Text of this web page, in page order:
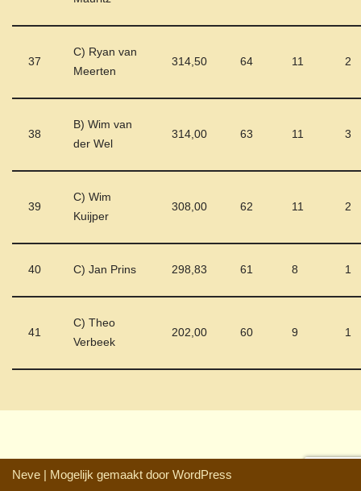
37
C) Ryan van
Meerten
314,50 64 11 2
38
B) Wim van
der Wel
314,00 63 11 3
39
C) Wim
Kuijper
308,00 62 11 2
40 C) Jan Prins 298,83 61 8 1
41
C) Theo
Verbeek
202,00 60 9 1
Neve | Mogelijk gemaakt door WordPress